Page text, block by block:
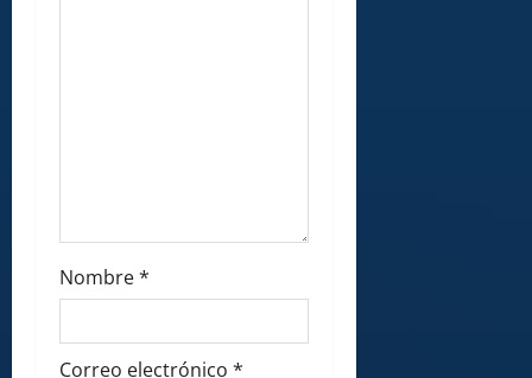
Nombre*
Correo electrónico *